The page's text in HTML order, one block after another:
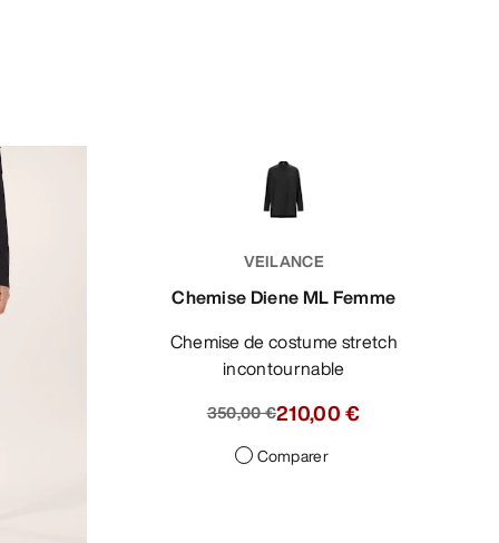
VEILANCE
Chemise Diene ML Femme
Chemise de costume stretch
incontournable
350,00 €210,00 €
Comparer